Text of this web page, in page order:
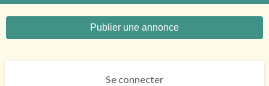
Publier une annonce
Se connecter